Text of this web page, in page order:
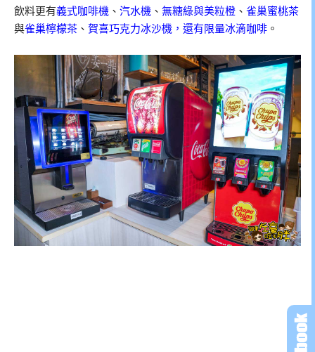
飲料更有義式咖啡機 、 汽水機 、 無糖綠與美粒橙 、 雀巢蜜桃茶
與雀巢檸檬茶 、 賀喜巧克力冰沙機，還有限量冰滴咖啡 。